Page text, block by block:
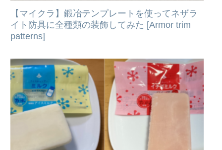
【マイクラ】鍛冶テンプレートを使ってネザラ
イト防具に全種類の装飾してみた [Armor trim
patterns]